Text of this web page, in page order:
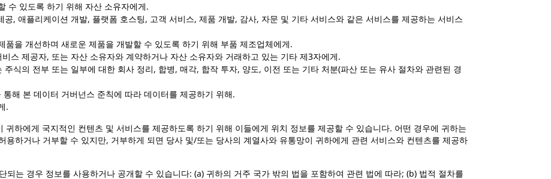
수 ​​있도록 하기 위해 자산 소유자에게.
, 애플리케이션 개발, 플랫폼 호스팅, 고객 서비스, 제품 개발, 감사, 자문 및 기타 서비스와 같은 서비스를 제공하는 서비스
품을 개선하며 새로운 제품을 개발할 수 있도록 하기 위해 부품 제조업체에게.
스 제공자, 또는 자산 소유자와 계약하거나 자산 소유자와 거래하고 있는 기타 제3자에게.
식의 전부 또는 일부에 대한 회사 정리, 합병, 매각, 합작 투자, 양도, 이전 또는 기타 처분(파산 또는 유사 절차와 관련된 경
통해 본 데이터 거버넌스 준칙에 따라 데이터를 제공하기 위해.
.
하에게 국지적인 컨텐츠 및 서비스를 제공하도록 하기 위해 이들에게 위치 정보를 제공할 수 있습니다. 어떤 경우에 귀하는
용하거나 거부할 수 있지만, 거부하게 되면 당사 및/또는 당사의 계열사와 유통망이 귀하에게 관련 서비스와 컨텐츠를 제공하
되는 경우 정보를 사용하거나 공개할 수 있습니다: (a) 귀하의 거주 국가 밖의 법을 포함하여 관련 법에 따라; (b) 법적 절차를